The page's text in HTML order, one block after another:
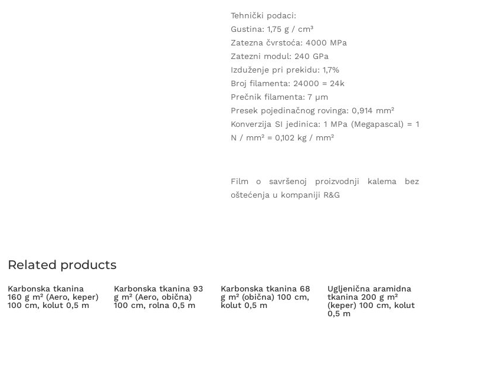
Tehnički podaci:
Gustina: 1,75 g / cm³
Zatezna čvrstoća: 4000 MPa
Zatezni modul: 240 GPa
Izduženje pri prekidu: 1,7%
Broj filamenta: 24000 = 24k
Prečnik filamenta: 7 µm
Presek pojedinačnog rovinga: 0,914 mm²
Konverzija SI jedinica: 1 MPa (Megapascal) = 1
N / mm² = 0,102 kg / mm²
Film o savršenoj proizvodnji kalema bez
oštećenja u kompaniji R&G
Related products
Karbonska tkanina
160 g m² (Aero, keper)
100 cm, kolut 0,5 m
Karbonska tkanina 93
g m² (Aero, obična)
100 cm, rolna 0,5 m
Karbonska tkanina 68
g m² (obična) 100 cm,
kolut 0,5 m
Ugljenična aramidna
tkanina 200 g m²
(keper) 100 cm, kolut
0,5 m